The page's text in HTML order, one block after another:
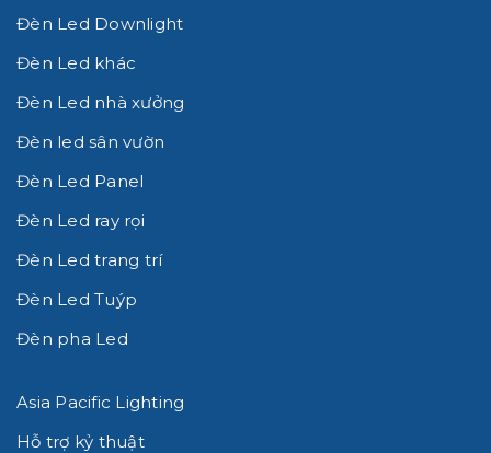
Đèn Led Downlight
Đèn Led khác
Đèn Led nhà xưởng
Đèn led sân vườn
Đèn Led Panel
Đèn Led ray rọi
Đèn Led trang trí
Đèn Led Tuýp
Đèn pha Led
Asia Pacific Lighting
Hỗ trợ kỷ thuật